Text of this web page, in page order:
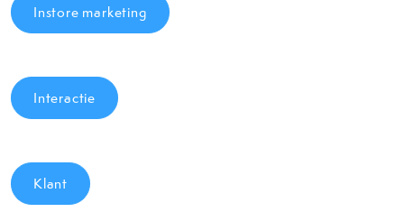
Instore marketing
Interactie
Klant